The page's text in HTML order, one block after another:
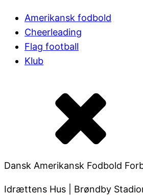
Amerikansk fodbold
Cheerleading
Flag football
Klub
Dansk Amerikansk Fodbold
Idrættens Hus | Brøndby